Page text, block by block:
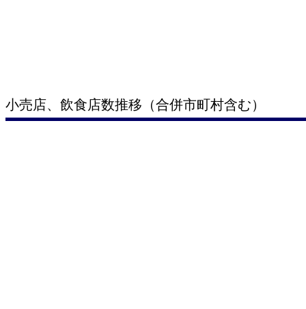
小売店、飲食店数推移（合併市町村含む）